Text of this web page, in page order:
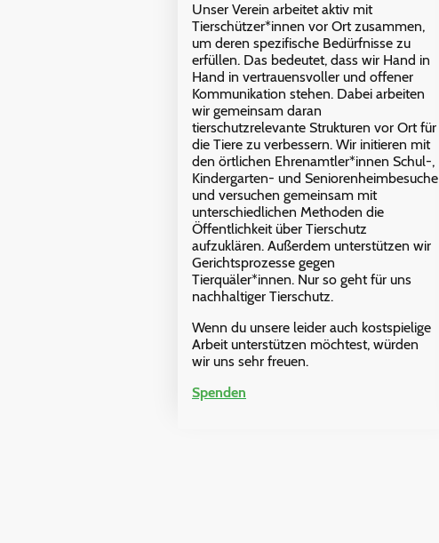
Unser Verein arbeitet aktiv mit
Tierschützer*innen vor Ort zusammen,
um deren spezifische Bedürfnisse zu
erfüllen. Das bedeutet, dass wir Hand in
Hand in vertrauensvoller und offener
Kommunikation stehen. Dabei arbeiten
wir gemeinsam daran
tierschutzrelevante Strukturen vor Ort für
die Tiere zu verbessern. Wir initieren mit
den örtlichen Ehrenamtler*innen Schul-,
Kindergarten- und Seniorenheimbesuche
und versuchen gemeinsam mit
unterschiedlichen Methoden die
Öffentlichkeit über Tierschutz
aufzuklären. Außerdem unterstützen wir
Gerichtsprozesse gegen
Tierquäler*innen. Nur so geht für uns
nachhaltiger Tierschutz.
Wenn du unsere leider auch kostspielige
Arbeit unterstützen möchtest, würden
wir uns sehr freuen.
Spenden